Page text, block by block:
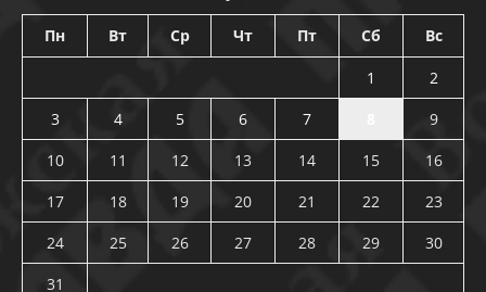
Пн Вт Ср Чт Пт Сб Вс
1
2
3
4 5 6 7
9
10
11 12 13 14 15
16
17
18 19 20 21 22
23
24
25 26 27 28 29
30
31